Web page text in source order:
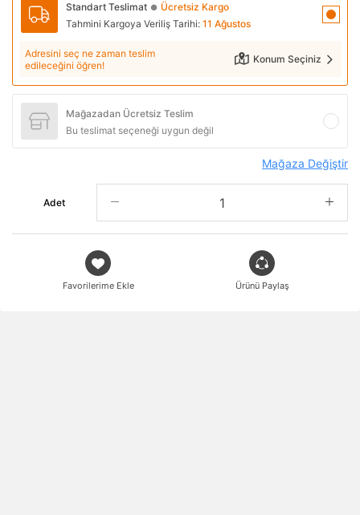
Standart Teslimat ● Ücretsiz Kargo
Tahmini Kargoya Veriliş Tarihi: 11 Ağustos
Adresini seç ne zaman teslim
edileceğini öğren!
Konum Seçiniz
Mağazadan Ücretsiz Teslim
Bu teslimat seçeneği uygun değil
Mağaza Değiştir
Adet
Favorilerime Ekle Ürünü Paylaş